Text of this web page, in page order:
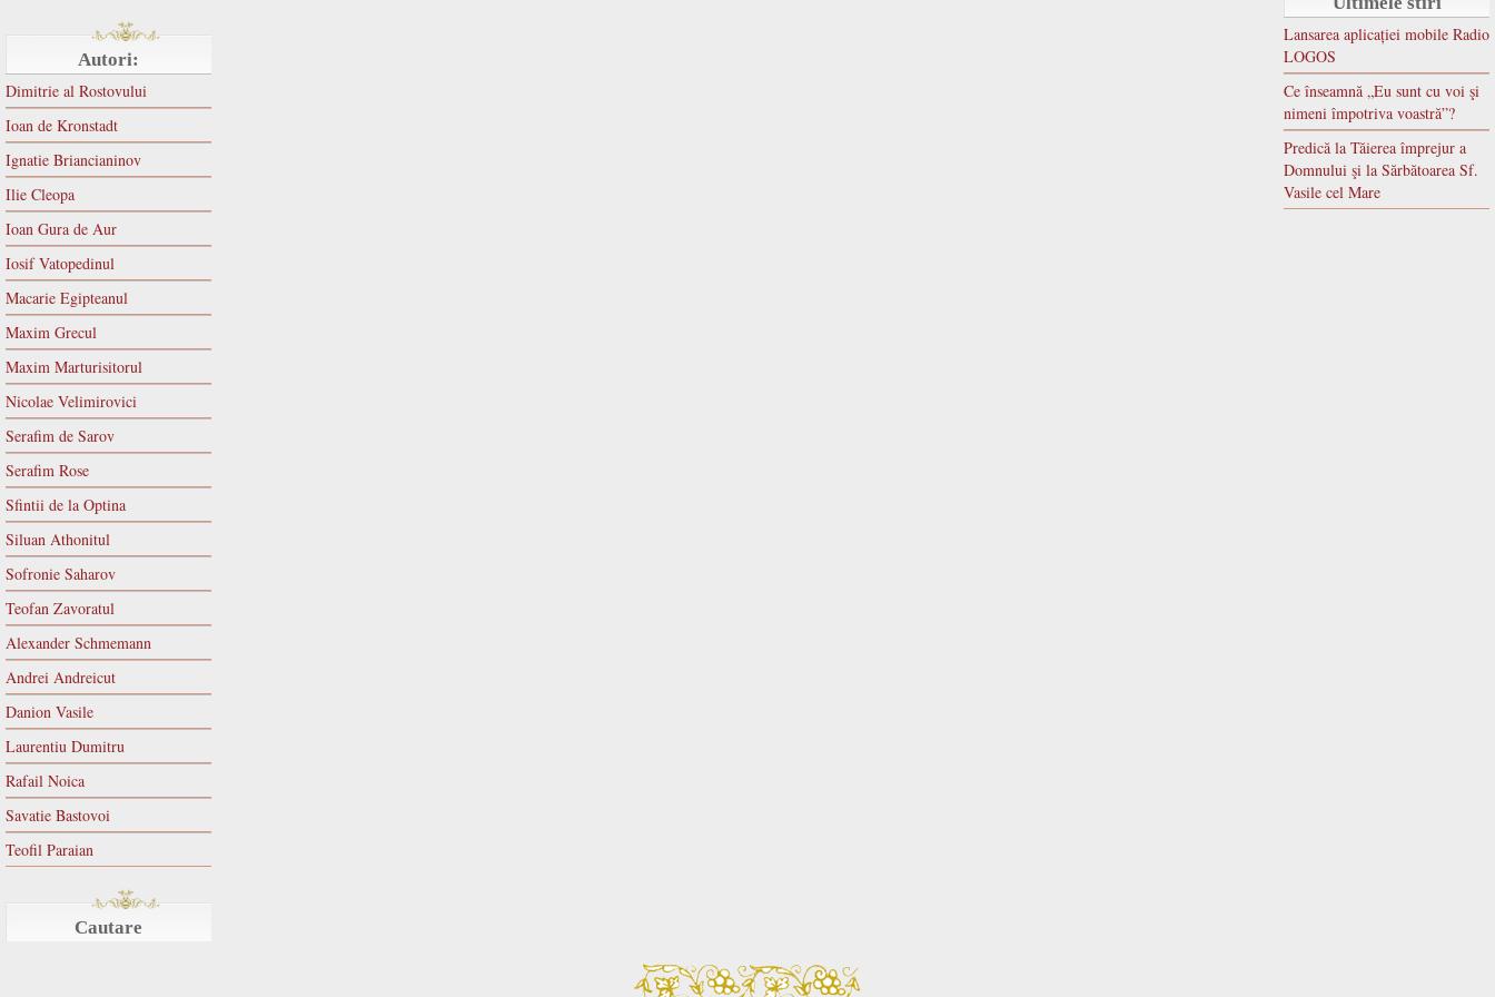
Autori:
Dimitrie al Rostovului
Ioan de Kronstadt
Ignatie Briancianinov
Ilie Cleopa
Ioan Gura de Aur
Iosif Vatopedinul
Macarie Egipteanul
Maxim Grecul
Maxim Marturisitorul
Nicolae Velimirovici
Serafim de Sarov
Serafim Rose
Sfintii de la Optina
Siluan Athonitul
Sofronie Saharov
Teofan Zavoratul
Alexander Schmemann
Andrei Andreicut
Danion Vasile
Laurentiu Dumitru
Rafail Noica
Savatie Bastovoi
Teofil Paraian
Cautare
Lansarea aplicației mobile Radio
LOGOS
Ce înseamnă „Eu sunt cu voi şi
nimeni împotriva voastră”?
Predică la Tăierea împrejur a
Domnului şi la Sărbătoarea Sf.
Vasile cel Mare